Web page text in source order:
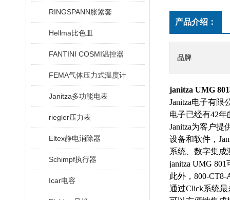
RINGSPANN胀紧套
Hellma比色皿
FANTINI COSMI温控器
FEMA气体压力式温度计
Janitza多功能电表
riegler压力表
Eltex静电消除器
Schimpf执行器
Icar电容
产品介绍：
品牌
janitza UMG 801
Janitza电子有限
电子已经有42年
Janitza为客户提
设备和软件，
系统、数字集
janitza UMG
此外，800-
通过Click系统